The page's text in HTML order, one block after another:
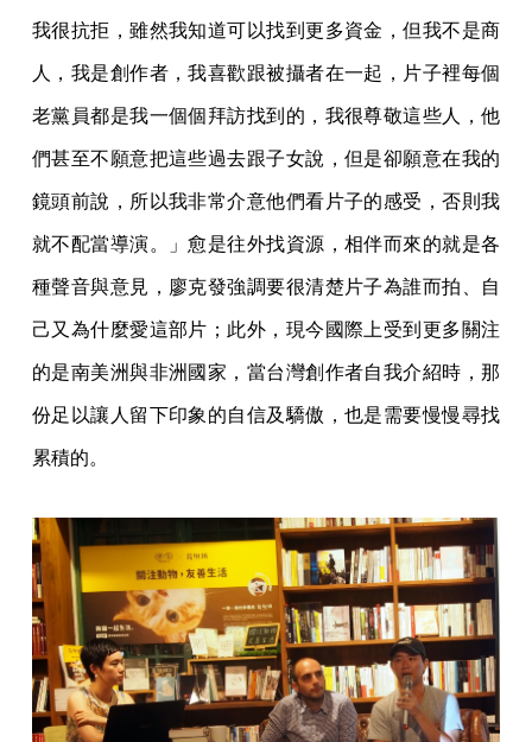
我很抗拒，雖然我知道可以找到更多資金，但我不是商
人，我是創作者，我喜歡跟被攝者在一起，片子裡每個
老黨員都是我一個個拜訪找到的，我很尊敬這些人，他
們甚至不願意把這些過去跟子女說，但是卻願意在我的
鏡頭前說，所以我非常介意他們看片子的感受，否則我
就不配當導演。」愈是往外找資源，相伴而來的就是各
種聲音與意見，廖克發強調要很清楚片子為誰而拍、自
己又為什麼愛這部片；此外，現今國際上受到更多關注
的是南美洲與非洲國家，當台灣創作者自我介紹時，那
份足以讓人留下印象的自信及驕傲，也是需要慢慢尋找
累積的。